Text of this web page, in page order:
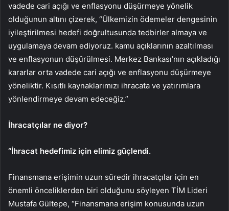
vadede cari açığı ve enflasyonu düşürmeye yönelik
olduğunun altını çizerek, “Ülkemizin ödemeler dengesinin
iyileştirilmesi hedefi doğrultusunda tedbirler almaya ve
uygulamaya devam ediyoruz. kamu açıklarının azaltılması
ve enflasyonun düşürülmesi. Merkez Bankası’nın açıkladığı
kararlar orta vadede cari açığı ve enflasyonu düşürmeye
yöneliktir. Kısıtlı kaynaklarımızı ihracata ve yatırımlara
yönlendirmeye devam edeceğiz.”
İhracatçılar ne diyor?
“İhracat hedefimiz için elimiz güçlendi.
Finansmana erişimin uzun süredir ihracatçılar için en
önemli önceliklerden biri olduğunu söyleyen TİM Lideri
Mustafa Gültepe, “Finansmana erişim konusunda uzun